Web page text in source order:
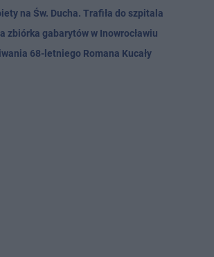
na Św. Ducha. Trafiła do szpitala
zbiórka gabarytów w Inowrocławiu
68-letniego Romana Kucały